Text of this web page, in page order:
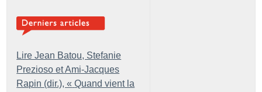
Lire Jean Batou, Stefanie
Prezioso et Ami-Jacques
Rapin (dir.), « Quand vient la